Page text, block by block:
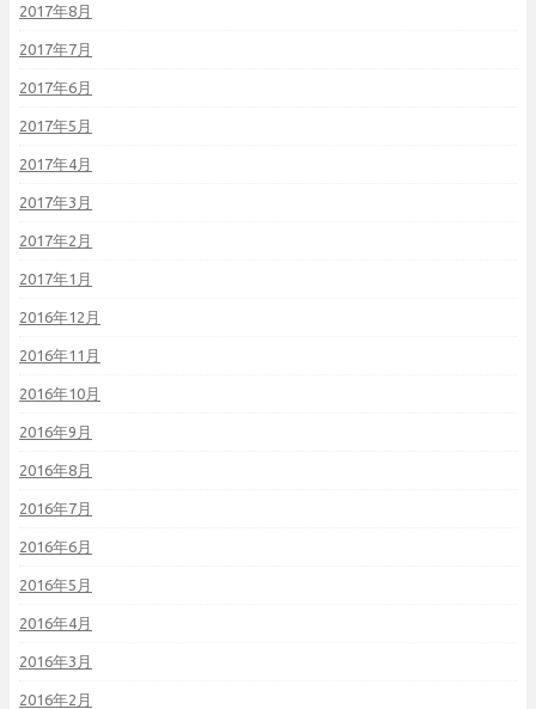
2017年8月
2017年7月
2017年6月
2017年5月
2017年4月
2017年3月
2017年2月
2017年1月
2016年12月
2016年11月
2016年10月
2016年9月
2016年8月
2016年7月
2016年6月
2016年5月
2016年4月
2016年3月
2016年2月